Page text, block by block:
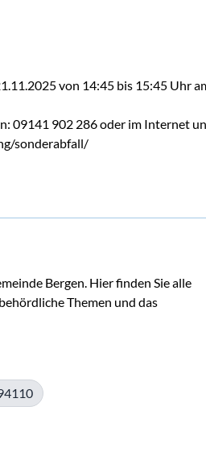
von 14:45 bis 15:45 Uhr
09141 902 286 oder im Internet
sonderabfall/
Bergen. Hier finden Sie alle
Themen und das